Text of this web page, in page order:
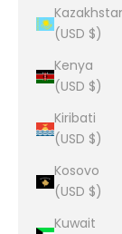
(USD $)
Kenya
(USD $)
Kiribati
(USD $)
Kosovo
(USD $)
Kuwait